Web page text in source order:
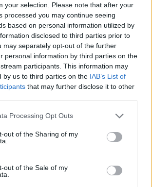
your selection. Please note that after your
processed you may continue seeing
based on personal information utilized by
disclosed to third parties prior to
may separately opt-out of the further
personal information by third parties on the
participants. This information may
by us to third parties on the IAB’s List of
that may further disclose it to other
Processing Opt Outs
out of the Sharing of my
out of the Sale of my
Πολεμικό Ναυτικό των
για μια δεκαετία την
υποβρυχίων νέας γενιάς
Ναυτικό των ΗΠΑ αποφάσισε να
για περίπου μια δεκαετία, την
των πυρηνοκίνητων